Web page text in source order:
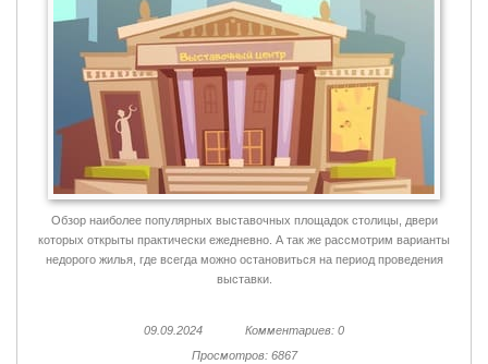
Обзор наиболее популярных выставочных площадок столицы, двери
которых открыты практически ежедневно. А так же рассмотрим варианты
недорого жилья, где всегда можно остановиться на период проведения
выставки.
09.09.2024
Комментариев: 0
Просмотров: 6867